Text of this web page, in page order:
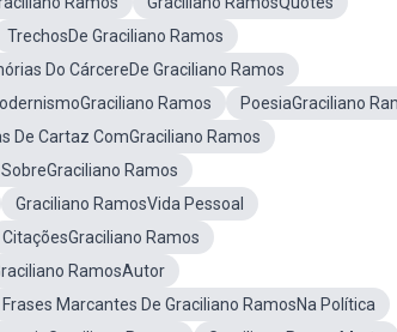
TrechosDe Graciliano Ramos
Do CárcereDe Graciliano Ramos
Ramos
PoesiaGraciliano
De Cartaz ComGraciliano Ramos
Ramos
Graciliano RamosVida Pessoal
CitaçõesGraciliano Ramos
RamosAutor
Frases Marcantes De Graciliano RamosNa Política